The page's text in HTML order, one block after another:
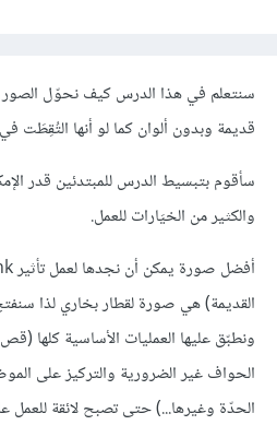
قديمة وبدون ألوان كما لو أنها التُقِطَت
سأقوم بتبسيط الدرس للمبتدئين قدر
والكثير من الخيَارات للعمل.
ونطبّق عليها العمليات الأساسية كلها
الحواف غير الضرورية والتركيز على
الحدّة وغيرها...) حتى تصبح لائقة للعمل